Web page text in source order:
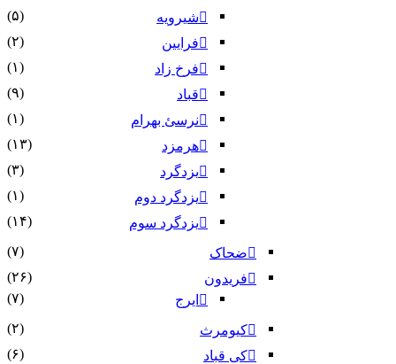
شیرویه
(۵)
فرایین
(۲)
فرخ زاد
(۱)
قباد
(۹)
نرسئ بهرام‏
(۱)
هرمزد
(۱۳)
یزدگرد
(۳)
یزدگرد دوم
(۱)
یزدگرد سوم
(۱۴)
ضحاک
(۷)
فریدون
(۲۶)
ایرج
(۷)
کیومرث
(۲)
کی قباد
(۶)